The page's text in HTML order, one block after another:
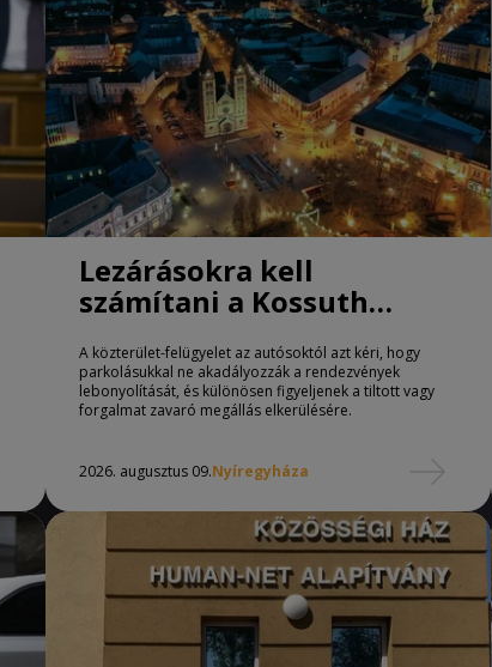
Lezárásokra kell
számítani a Kossuth
A közterület-felügyelet az autósoktól azt kéri, hogy
parkolásukkal ne akadályozzák a rendezvények
lebonyolítását, és különösen figyeljenek a tiltott vagy
forgalmat zavaró megállás elkerülésére.
2026. augusztus 09.Nyíregyháza